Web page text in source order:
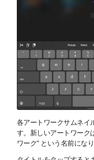
各アートワークサムネイ
す。新しいアートワーク
ワーク” という名前になり